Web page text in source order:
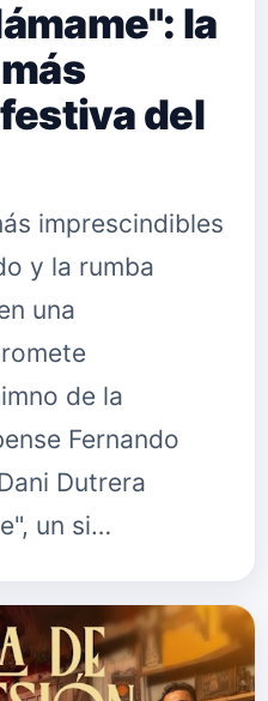
la
del
imprescindibles
y la rumba
una
de la
Fernando
Dutrera
un si…